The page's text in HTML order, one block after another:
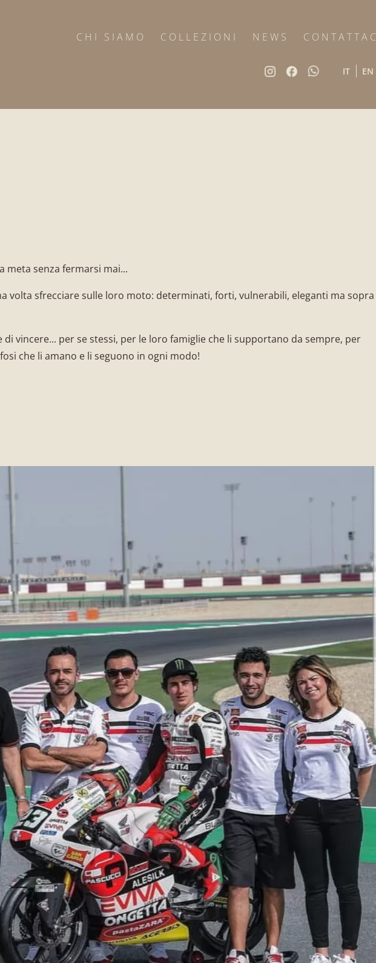
meta senza fermarsi mai...
sfrecciare sulle loro moto: determinati, forti, vulnerabili, eleganti ma sopra
vincere... per se stessi, per le loro famiglie che li supportano da sempre, per
che li amano e li seguono in ogni modo!
CHI SIAMO COLLEZIONI NEWS
IT EN